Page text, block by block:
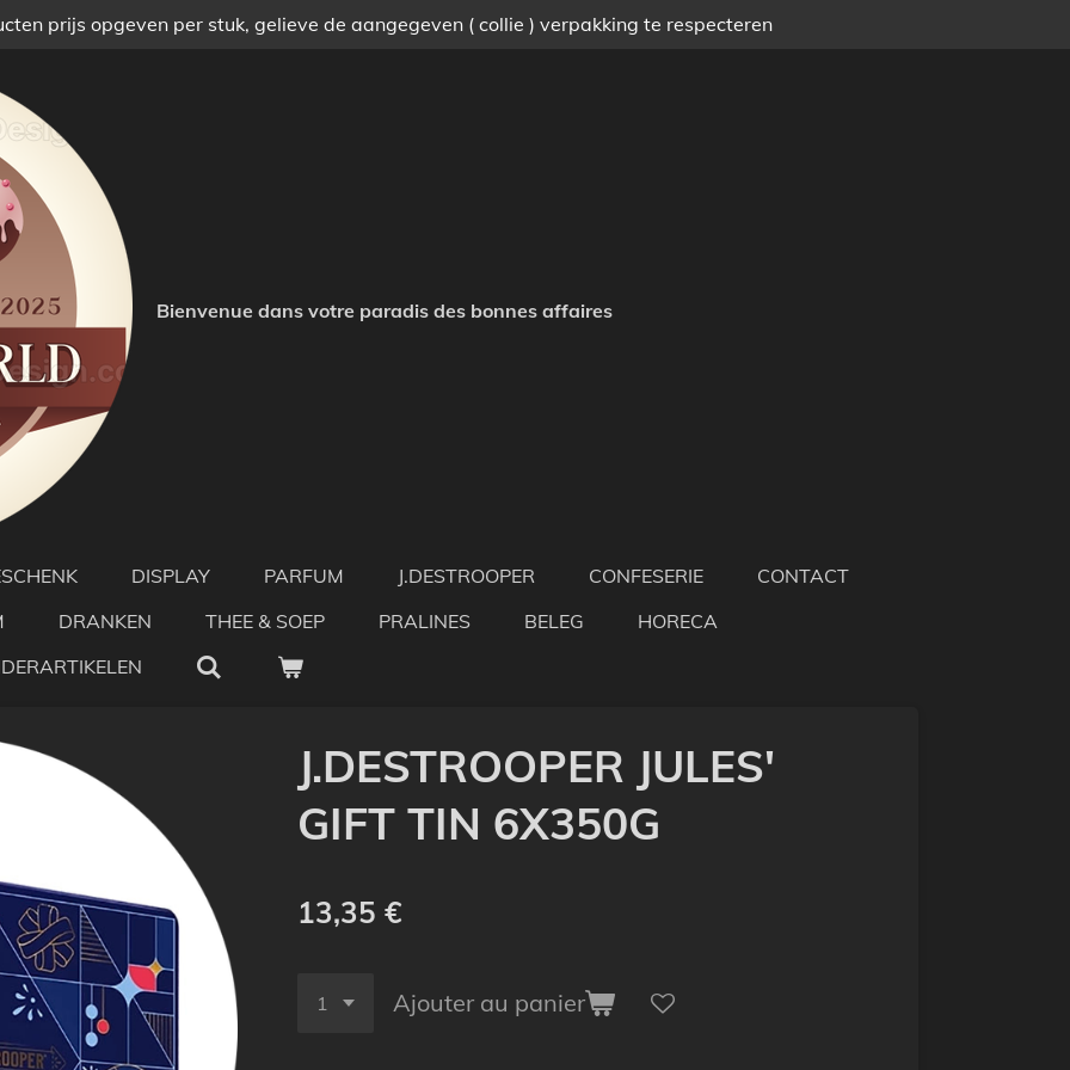
prijs opgeven per stuk, gelieve de aangegeven ( collie ) verpakking te respecteren
Bienvenue dans votre paradis des bonnes affaires
DISPLAY PARFUM J.DESTROOPER CONFESERIE
CONTACT
DRANKEN THEE & SOEP PRALINES BELEG
HORECA
J.DESTROOPER JULES'
GIFT TIN 6X350G
13,35 €
Ajouter au panier